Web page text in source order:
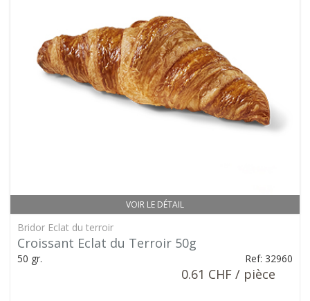
VOIR LE DÉTAIL
Bridor Eclat du terroir
Croissant Eclat du Terroir 50g
50 gr. Ref: 32960
0.61 CHF / pièce